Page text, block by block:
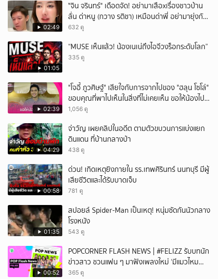
02:49
ั่"จิน จรินทร์" เดือดจัด! อย่ามาเสือxเรื่องชาวบ้าน
ลั่น ด่าหนู (กวาง รติชา) เหมือนด่าพี่ อย่ามายุ่งกับ
คนของผม จบ!!!
632 ดู
01:05
“MUSE เห็นแล้ว! น้องเนเน่ถึงไอจีวงร็อกระดับโลก”
335 ดู
02:39
"โจอี้ ภูวศิษฐ์" เสียใจกับการจากไปของ "ฮลุน โซโล่"
ขอบคุณที่พาไปเห็นในสิ่งที่ไม่เคยเห็น ขอให้น้องไปสู่
สุคติ
1,056 ดู
04:29
จ่าวัญ เผยคลิปในอดีต ตามตัวขบวนการแบ่งแยก
ดินแดน ที่บ้านกลางป่า
438 ดู
00:58
ด่วน! เกิดเหตุยิงภายใน รร.เทพศิรินทร์ นนทบุรี มีผู้
เสียชีวิตและได้รับบาดเจ็บ
781 ดู
01:35
สปอยล์ Spider-Man เป็นเหตุ! หนุ่มซัดกันนัวกลาง
โรงหนัง
543 ดู
00:52
POPCORNER FLASH NEWS | #FELIZZ รับบทนัก
ข่าวสาว ชวนแฟน ๆ มาฟังเพลงใหม่ ‘มีแมวไหม
(Catch Me If You Can)’
365 ดู